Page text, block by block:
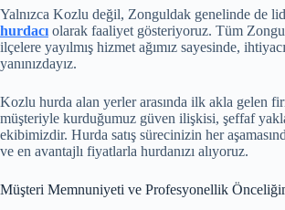
Yalnızca Kozlu değil, Zonguldak genelinde de
hurdacı olarak faaliyet gösteriyoruz. Tüm
ilçelere yayılmış hizmet ağımız sayesinde,
yanınızdayız.
Kozlu hurda alan yerler arasında ilk akla gelen
müşteriyle kurduğumuz güven ilişkisi, şeffaf
ekibimizdir. Hurda satış sürecinizin her
ve en avantajlı fiyatlarla hurdanızı alıyoruz.
Müşteri Memnuniyeti ve Profesyonellik